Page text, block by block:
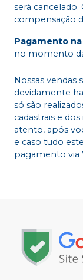
será
compensação
Pagamento
no momento
Nossas vendas
devidamente
só são
cadastrais e
atento, após
e caso tudo
pagamento via